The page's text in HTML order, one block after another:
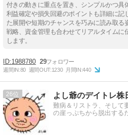
付きの動きに重点を置き、シンプルかつ具
利益確定や損失回避のポイントも詳細に記
た展開や短期のチャンスを巧みに読み取る
戦略、資金管理も合わせてリアルタイムに
します。
1988780 29
週間IN:80 週間OUT:1230 月間IN:440
26 よし爺のデイトレ株
難病＆リストラ、そし
の崖っぷちから脱出する